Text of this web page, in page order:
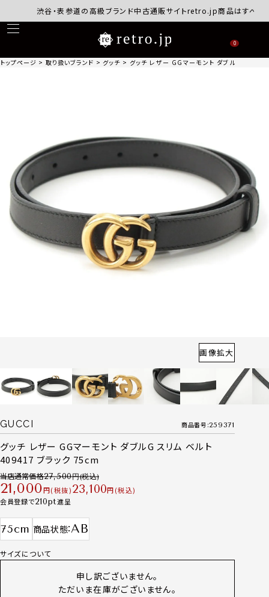
渋谷・表参道の高級ブランド中古通販サイトretro.jp商品はすべて正規
0
トップページ 取り扱いブランド グッチ グッチ レザー GGマーモント ダブルG スリ
画像拡大
GUCCI 商品番号 259371
グッチ レザー GGマーモント ダブルG スリム ベルト
409417 ブラック 75cm
当店通常価格27,500
21,000 税抜 23,100
税込
会員登録で210 進呈
75cm 商品状態 AB
サイズについて
申し訳ございません。
ただいま在庫がございません。